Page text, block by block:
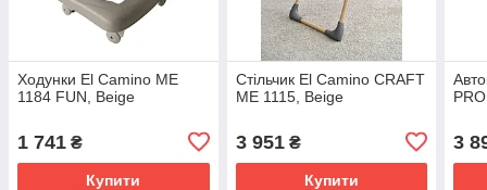
Ходунки El Camino ME
1184 FUN, Beige
1 741 ₴
Купити
Стільчик El Camino CRAFT
ME 1115, Beige
3 951₴
Купити
3